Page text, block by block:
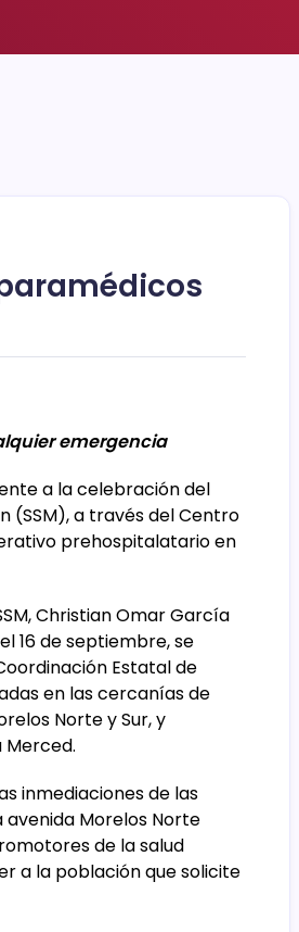
emergencia
a la celebración del
(SSM), a través del Centro
prehospitalatario en
Christian Omar García
16 de septiembre, se
Estatal de
en las cercanías de
Norte y Sur, y
Merced.
inmediaciones de las
avenida Morelos Norte
de la salud
a la población que solicite